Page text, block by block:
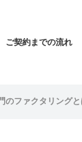
ご契約までの流れ
のファクタリング